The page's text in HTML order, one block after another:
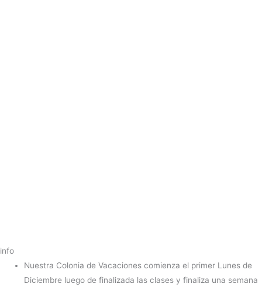
info
Nuestra Colonia de Vacaciones comienza el primer Lunes de
Diciembre luego de finalizada las clases y finaliza una semana